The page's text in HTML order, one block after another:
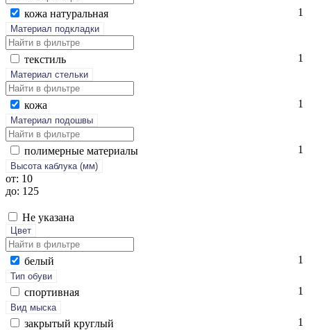
ко­жа на­тураль­ная 1
Материал подкладки
текс­тиль 1
Материал стельки
ко­жа 1
Материал подошвы
по­лимер­ные ма­тери­алы 1
Высота каблука (мм)
от: 10
до: 125
Не указана
Цвет
бе­лый 1
Тип обуви
спор­тивная 1
Вид мыска
зак­ры­тый круг­лый 1